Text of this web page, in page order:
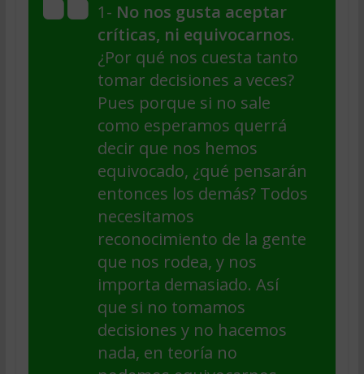
1- No nos gusta aceptar
críticas, ni equivocarnos.
¿Por qué nos cuesta tanto
tomar decisiones a veces?
Pues porque si no sale
como esperamos querrá
decir que nos hemos
equivocado, ¿qué pensarán
entonces los demás? Todos
necesitamos
reconocimiento de la gente
que nos rodea, y nos
importa demasiado. Así
que si no tomamos
decisiones y no hacemos
nada, en teoría no